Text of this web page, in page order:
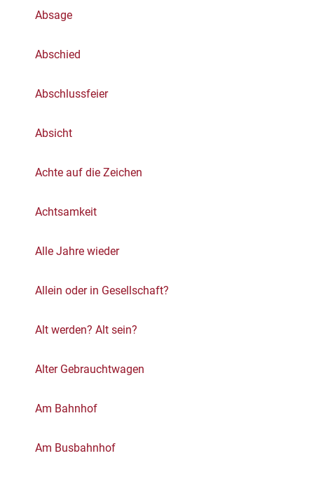
Absage
Abschied
Abschlussfeier
Absicht
Achte auf die Zeichen
Achtsamkeit
Alle Jahre wieder
Allein oder in Gesellschaft?
Alt werden? Alt sein?
Alter Gebrauchtwagen
Am Bahnhof
Am Busbahnhof